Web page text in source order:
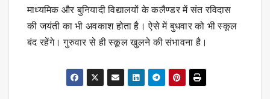
माध्यमिक और बुनियादी विद्यालयों के कलैण्डर में संत रविदास
की जयंती का भी अवकाश होता है। ऐसे में बुधवार को भी स्कूल
बंद रहेंगे। गुरुवार से ही स्कूल खुलने की संभावना है।